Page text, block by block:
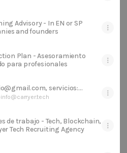
- In EN or SP
and founders
Plan - Asesoramiento
para profesionales
servicios:
·info@carryer.tech
de trabajo - Tech, Blockchain,
Tech Recruiting Agency